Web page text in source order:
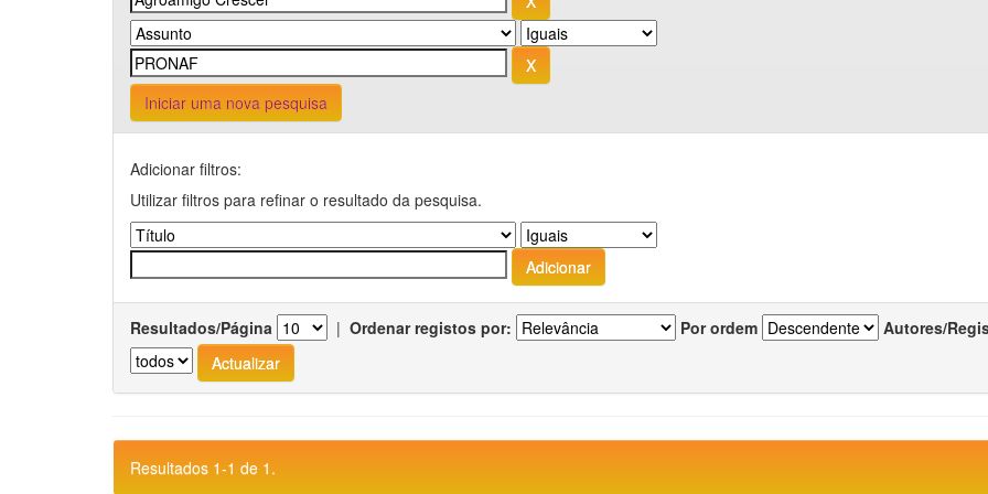
Iniciar uma nova pesquisa
Adicionar filtros:
Utilizar filtros para refinar o resultado da pesquisa.
Resultados/Página | Ordenar registos por: Por ordem Autores/
Resultados 1-1 de 1.